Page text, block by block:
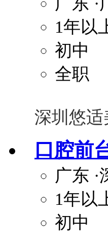
1年以
初中
全职
深圳悠适
口腔前
广东 ·
1年以
初中